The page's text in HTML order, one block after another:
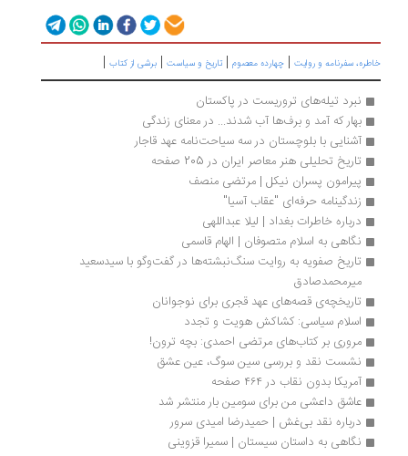
سفرنامه‌ و روایت|چهارده معصوم|تاریخ و سیاست|برشی از کتاب|
نبرد تیله‌های تروریست در پاکستان
بهار که آمد و برف‌ها آب شدند... در معنای زندگی
آشنایی با بلوچستان در سه سیاحت‌نامه عهد قاجار
تاریخ تحلیلی هنر معاصر ایران در 205 صفحه
پیرامون پسران نیکل | مرتضی منصف
زندگینامه حرفه‌ای "عقاب آسیا"
درباره خاطرات بغداد | لیلا عبداللهی
نگاهی به اسلام متصوفان | الهام قاسمی
تاریخ صفویه به روایت سنگ‌نبشته‌ها در گفت‌وگو با سیدسعید
میرمحمدصادق
تاریخچه‌ی قصه‌های عهد قجری برای نوجوانان
اسلام سیاسی: کشاکش هویت و تجدد
مروری بر کتاب‌های مرتضی احمدی: بچه ترون!
نشست نقد و بررسی سین سوگ، عین عشق
آمریکا بدون نقاب در ۴۶۴ صفحه
عاشق داعشی من برای سومین بار منتشر شد
درباره نقد بی‌غش | حمیدرضا امیدی سرور
نگاهی به داستان سیستان | سمیرا قزوینی